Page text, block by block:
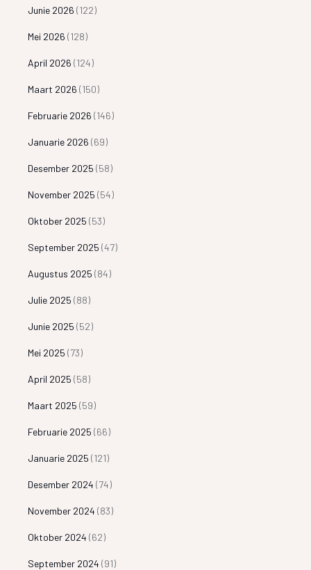
Junie 2026 (122)
Mei 2026 (128)
April 2026 (124)
Maart 2026 (150)
Februarie 2026 (146)
Januarie 2026 (69)
Desember 2025 (58)
November 2025 (54)
Oktober 2025 (53)
September 2025 (47)
Augustus 2025 (84)
Julie 2025 (88)
Junie 2025 (52)
Mei 2025 (73)
April 2025 (58)
Maart 2025 (59)
Februarie 2025 (66)
Januarie 2025 (121)
Desember 2024 (74)
November 2024 (83)
Oktober 2024 (62)
September 2024 (91)